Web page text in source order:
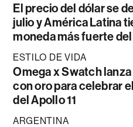
El precio del dólar se
julio y América Latina
moneda más fuerte
ESTILO DE VIDA
Omega x Swatch
con oro para celebrar
del Apollo 11
ARGENTINA